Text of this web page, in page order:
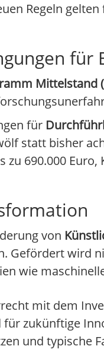
Regeln
für
Mittelstand
für
statt bisher
690.000
von
Gefördert wird
wie
mit dem
zukünftige
und typische